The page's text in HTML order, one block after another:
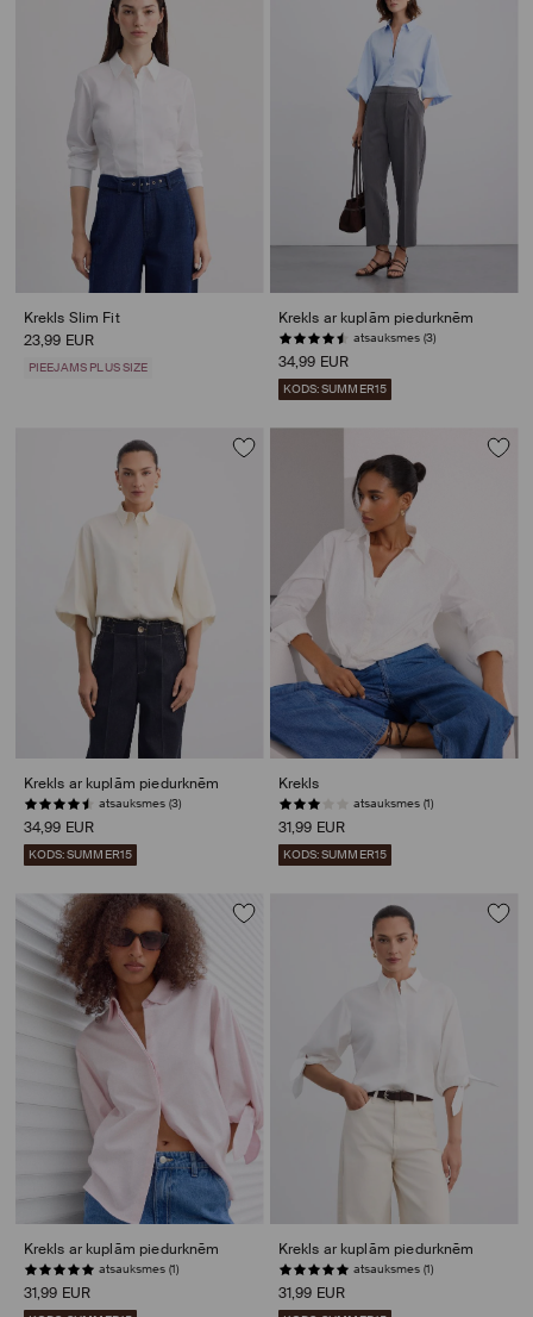
Krekls Slim Fit
23,99 EUR
PIEEJAMS PLUS SIZE
Krekls ar kuplām piedurknēm
atsauksmes (3)
34,99 EUR
KODS: SUMMER15
Krekls ar kuplām piedurknēm
atsauksmes (3)
34,99 EUR
KODS: SUMMER15
Krekls
atsauksmes (1)
31,99 EUR
KODS: SUMMER15
Krekls ar kuplām piedurknēm
atsauksmes (1)
31,99 EUR
Krekls ar kuplām piedurknēm
atsauksmes (1)
31,99 EUR